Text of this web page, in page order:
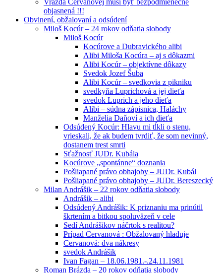
objasnená !!!
Obvinení, obžalovaní a odsúdení
Miloš Kocúr – 24 rokov odňatia slobody
Miloš Kocúr
Kocúrove a Dubravického alibi
Alibi Miloša Kocúra – aj s dôkazmi
Alibi Kocúr – objektívne dôkazy
Svedok Jozef Šuba
Alibi Kocúr – svedkovia z pikniku
svedkyňa Luprichová a jej dieťa
svedok Luprich a jeho dieťa
Alibi – súdna zápisnica, Haláchy
Manželia Daňoví a ich dieťa
Odsúdený Kocúr: Hlavu mi tĺkli o stenu,
vrieskali, že ak budem tvrdiť, že som nevinný,
dostanem trest smrti
Sťažnosť JUDr. Kubála
Kocúrove „spontánne“ doznania
Pošliapané právo obhajoby – JUDr. Kubál
Pošliapané právo obhajoby – JUDr. Bereszecký
Milan Andrášik – 22 rokov odňatia slobody
Andrášik – alibi
Odsúdený Andrášik: K priznaniu ma prinútil
škrtením a bitkou spoluväzeň v cele
Sedí Andrášikov náčrtok s realitou?
Prípad Cervanová : Obžalovaný hladuje
Cervanová: dva nákresy
svedok Andrášik
Ivan Fagan – 18.06.1981.-.24.11.1981
Roman Brázda – 20 rokov odňatia slobody